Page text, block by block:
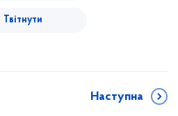
Твітнути
Наступна